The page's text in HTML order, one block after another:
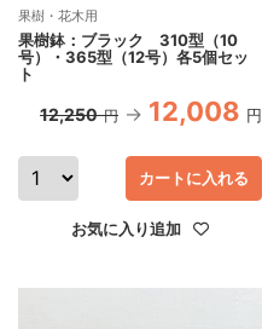
果樹・花木用
果樹鉢：ブラック 310型（10
号）・365型（12号）各5個セッ
ト
12,250 円 12,008 円
カートに入れる
お気に入り追加